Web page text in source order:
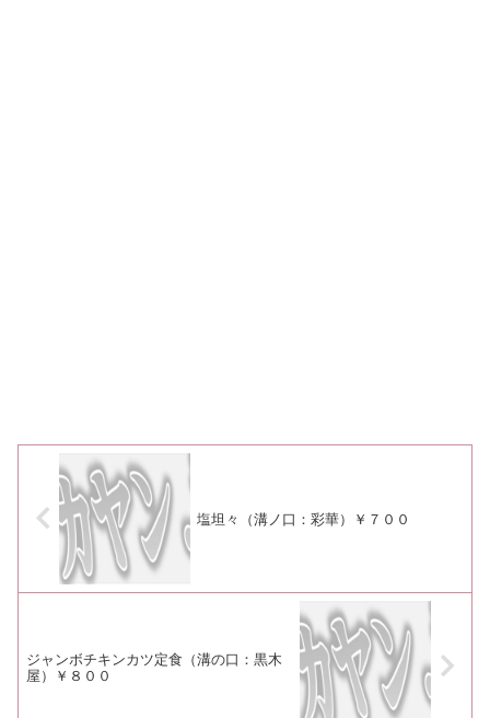
塩坦々（溝ノ口：彩華）￥７００
ジャンボチキンカツ定食（溝の口：黒木
屋）￥８００